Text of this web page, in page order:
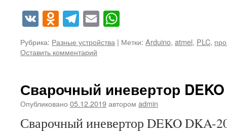
VKOdnoklassniki
Telegram
Email
Рубрика: Разные устройства | Метки: Arduino, atmel, PLC,
Оставить комментарий
Сварочный иневертор
Опубликовано 05.12.2019автором admin
Сварочный иневертор DEKO DKA-